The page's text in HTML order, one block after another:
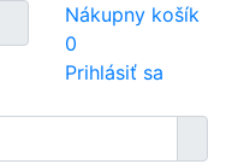
Nákupny košík
0
Prihlásiť sa